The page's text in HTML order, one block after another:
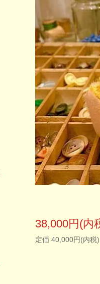
38,000円(内
定価 40,000円(内税)